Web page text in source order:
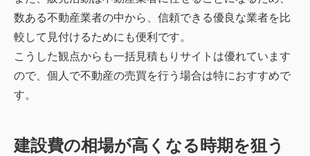
数ある不動産業者の中から、信頼できる優良な業者を比
較して見付けるためにも便利です。
こうした観点からも一括見積もりサイトは優れています
ので、個人で不動産の売買を行う場合は特におすすめで
す。
建設費の相場が高くなる時期を狙う